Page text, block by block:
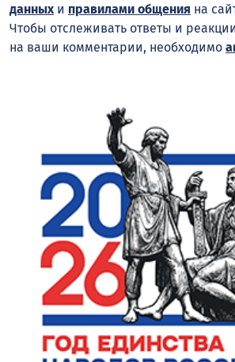
данныхи правилами общения на
Чтобы отслеживать ответы и
на ваши комментарии, необходимо